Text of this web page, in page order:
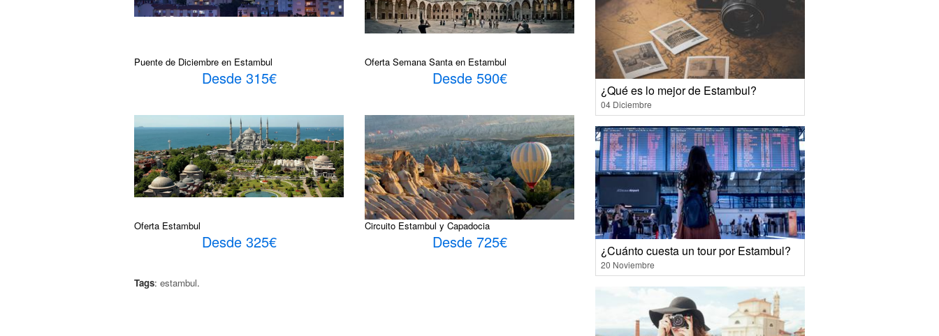
Puente de Diciembre en Estambul
Desde 315€
Oferta Semana Santa en Estambul
Desde 590€
Oferta Estambul
Desde 325€
Circuito Estambul y Capadocia
Desde 725€
Tags: estambul.
¿Qué es lo mejor de Estambul?
04 Diciembre
¿Cuánto cuesta un tour por Estambul?
20 Noviembre